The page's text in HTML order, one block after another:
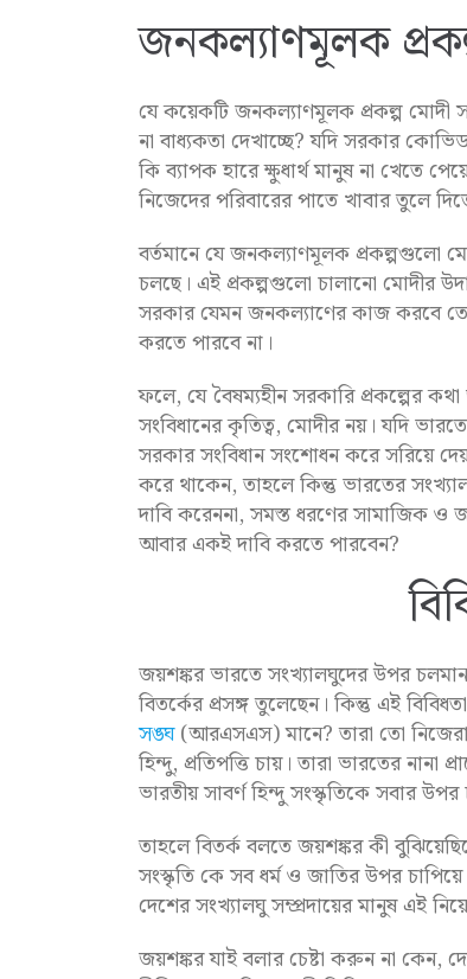
জনকল্যাণমূলক
যে কয়েকটি জনকল্যাণমূলক প্রকল্প মোদী
না বাধ্যকতা দেখাচ্ছে? যদি সরকার
কি ব্যাপক হারে ক্ষুধার্থ মানুষ না খেতে
নিজেদের পরিবারের পাতে খাবার তুলে
বর্তমানে যে জনকল্যাণমূলক প্রকল্পগুলো
চলছে। এই প্রকল্পগুলো চালানো মোদীর
সরকার যেমন জনকল্যাণের কাজ করবে
করতে পারবে না।
ফলে, যে বৈষম্যহীন সরকারি প্রকল্পের
সংবিধানের কৃতিত্ব, মোদীর নয়। যদি
সরকার সংবিধান সংশোধন করে সরিয়ে
করে থাকেন, তাহলে কিন্তু ভারতের
দাবি করেননা, সমস্ত ধরণের সামাজিক
আবার একই দাবি করতে পারবেন?
জয়শঙ্কর ভারতে সংখ্যালঘুদের উপর
বিতর্কের প্রসঙ্গ তুলেছেন। কিন্তু এই
সঙ্ঘ(আরএসএস) মানে? তারা তো
হিন্দু, প্রতিপত্তি চায়। তারা ভারতের নানা
ভারতীয় সাবর্ণ হিন্দু সংস্কৃতিকে সবার উপর
তাহলে বিতর্ক বলতে জয়শঙ্কর কী
সংস্কৃতি কে সব ধর্ম ও জাতির উপর
দেশের সংখ্যালঘু সম্প্রদায়ের মানুষ এই
জয়শঙ্কর যাই বলার চেষ্টা করুন না কেন,